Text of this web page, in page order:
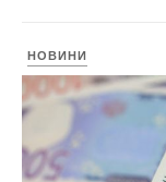
НОВИНИ